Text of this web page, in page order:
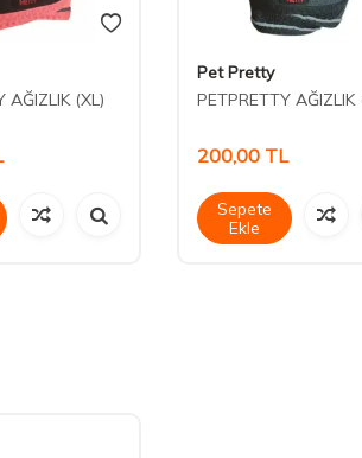
AĞIZLIK (XL)
Pet Pretty
PETPRETTY AĞIZLIK
200,00 TL
Sepete
Ekle